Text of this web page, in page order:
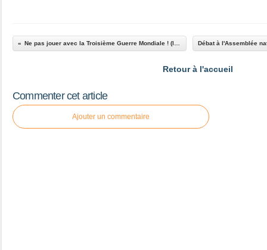
Retour à l'accueil
Commenter cet article
Ajouter un commentaire